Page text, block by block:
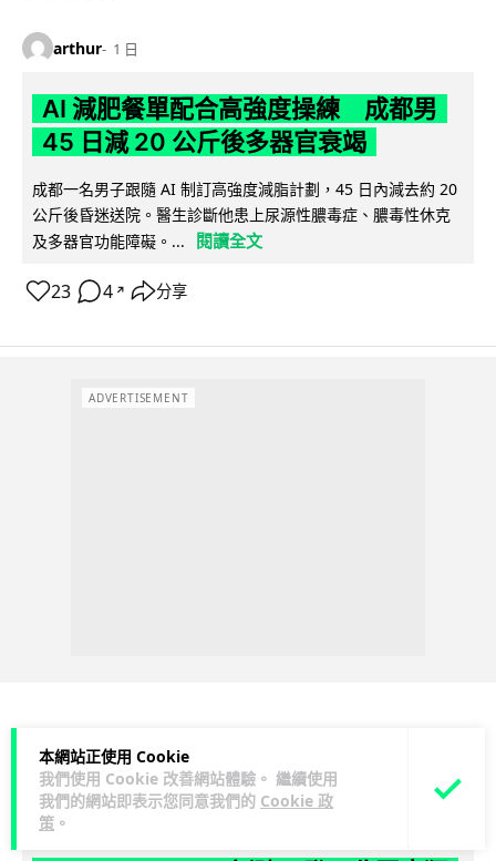
本網站正使用 Cookie
我們使用 Cookie 改善網站體驗。 繼續使用
我們的網站即表示您同意我們的 Cookie 政
策 。
arthur 1 日
AI 減肥餐單配合高強度操練 成都男
45 日減 20 公斤後多器官衰竭
成都一名男子跟隨 AI 制訂高強度減脂計劃，45 日內減去約 20
公斤後昏迷送院。醫生診斷他患上尿源性膿毒症、膿毒性休克
及多器官功能障礙。...
閱讀全文
23 4 ↗ 分享
ADVERTISEMENT
3C科技 家居無線 影音產品
Vin 2 日